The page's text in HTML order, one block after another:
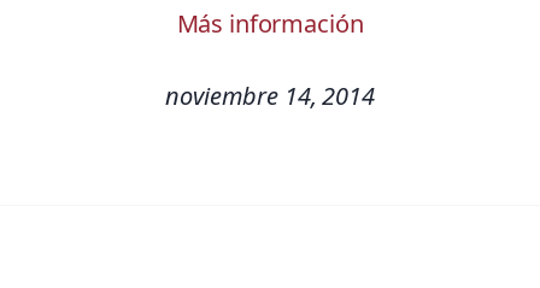
Más información
noviembre 14, 2014